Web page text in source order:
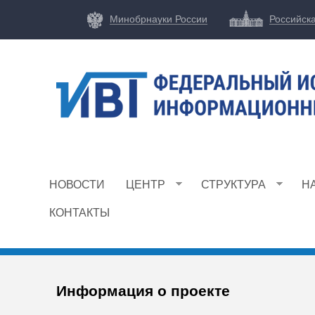
Минобрнауки России
И
И
НОВОСТИ ЦЕНТР СТРУКТУРА
КОНТАКТЫ
Информация о проекте